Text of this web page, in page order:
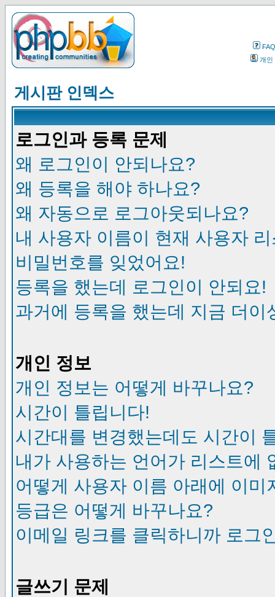
FAQ
개인
게시판 인덱스
로그인과 등록 문제
왜 로그인이 안되나요?
왜 등록을 해야 하나요?
왜 자동으로 로그아웃되나요?
내 사용자 이름이 현재 사용자
비밀번호를 잊었어요!
등록을 했는데 로그인이 안되요!
과거에 등록을 했는데 지금 더이
개인 정보
개인 정보는 어떻게 바꾸나요?
시간이 틀립니다!
시간대를 변경했는데도 시간이
내가 사용하는 언어가 리스트에
어떻게 사용자 이름 아래에 이미
등급은 어떻게 바꾸나요?
이메일 링크를 클릭하니까 로그
글쓰기 문제